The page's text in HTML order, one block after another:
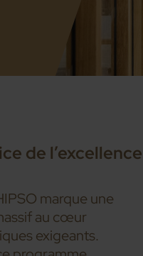
de l’excellence
marque une
au cœur
exigeants.